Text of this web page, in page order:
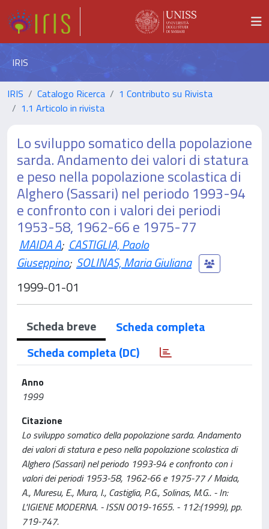
IRIS
IRIS Catalogo Ricerca
1 Contributo su Rivista
1.1 Articolo in rivista
Lo sviluppo somatico della popolazione
sarda. Andamento dei valori di statura
e peso nella popolazione scolastica di
Alghero (Sassari) nel periodo 1993-94
e confronto con i valori dei periodi
1953-58, 1962-66 e 1975-77
MAIDA A; CASTIGLIA, Paolo
Giuseppino; SOLINAS, Maria Giuliana
1999-01-01
Scheda breve
Scheda completa
Scheda completa (DC)
Anno
1999
Citazione
Lo sviluppo somatico della popolazione sarda. Andamento
dei valori di statura e peso nella popolazione scolastica di
Alghero (Sassari) nel periodo 1993-94 e confronto con i
valori dei periodi 1953-58, 1962-66 e 1975-77 / Maida,
A., Muresu, E., Mura, I., Castiglia, P.G., Solinas, M.G.. - In:
L'IGIENE MODERNA. - ISSN 0019-1655. - 112:(1999), pp.
719-747.